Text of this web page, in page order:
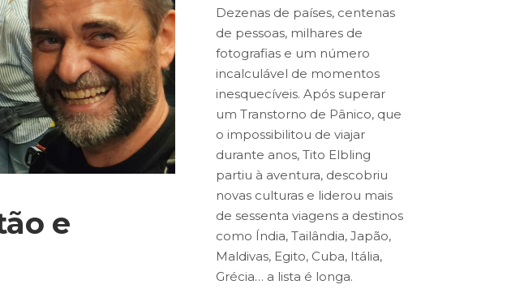
e
Dezenas de países, centenas
de pessoas, milhares de
fotografias e um número
incalculável de momentos
inesquecíveis. Após superar
um Transtorno de Pânico, que
o impossibilitou de viajar
durante anos, Tito Elbling
partiu à aventura, descobriu
novas culturas e liderou mais
de sessenta viagens a destinos
como Índia, Tailândia, Japão,
Maldivas, Egito, Cuba, Itália,
Grécia… a lista é longa.